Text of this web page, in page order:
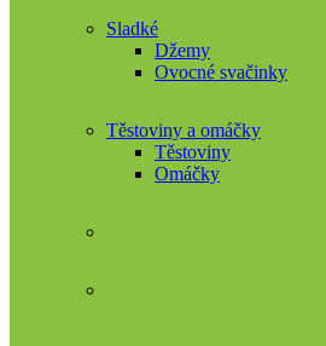
Sladké
Džemy
Ovocné svačinky
Těstoviny a omáčky
Těstoviny
Omáčky